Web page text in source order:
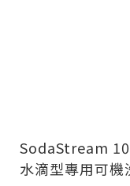
SodaStream
水滴型專用可機